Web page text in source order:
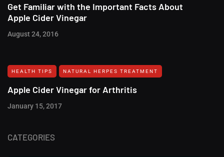
Get Familiar with the Important Facts About
Apple Cider Vinegar
August 24, 2016
HEALTH TIPS NATURAL HERPES TREATMENT‎
Apple Cider Vinegar for Arthritis
January 15, 2017
CATEGORIES